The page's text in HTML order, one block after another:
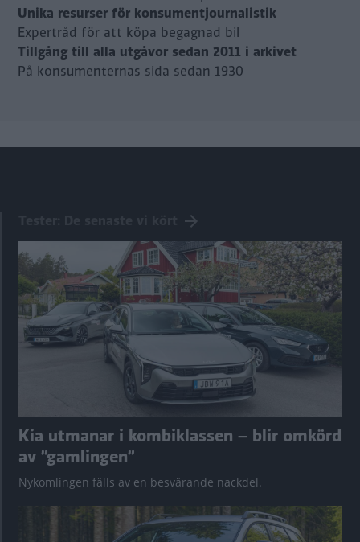
Unika resurser för konsumentjournalistik
Expertråd för att köpa begagnad bil
Tillgång till alla utgåvor sedan 2011 i arkivet
På konsumenternas sida sedan 1930
Kia utmanar i kombiklassen – blir omkörd
av ”gamlingen”
Nykomlingen fälls av en besvärande nackdel.